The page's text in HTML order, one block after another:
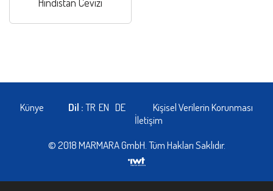
Künye Dil :TR EN DE
Kişisel Verilerin Korunması
İletişim
© 2018 MARMARA GmbH. Tüm Hakları Saklıdır.